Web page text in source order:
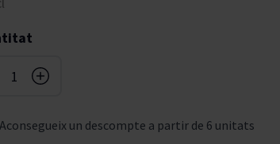
Aconsegueix un descompte a partir de 6 unitats